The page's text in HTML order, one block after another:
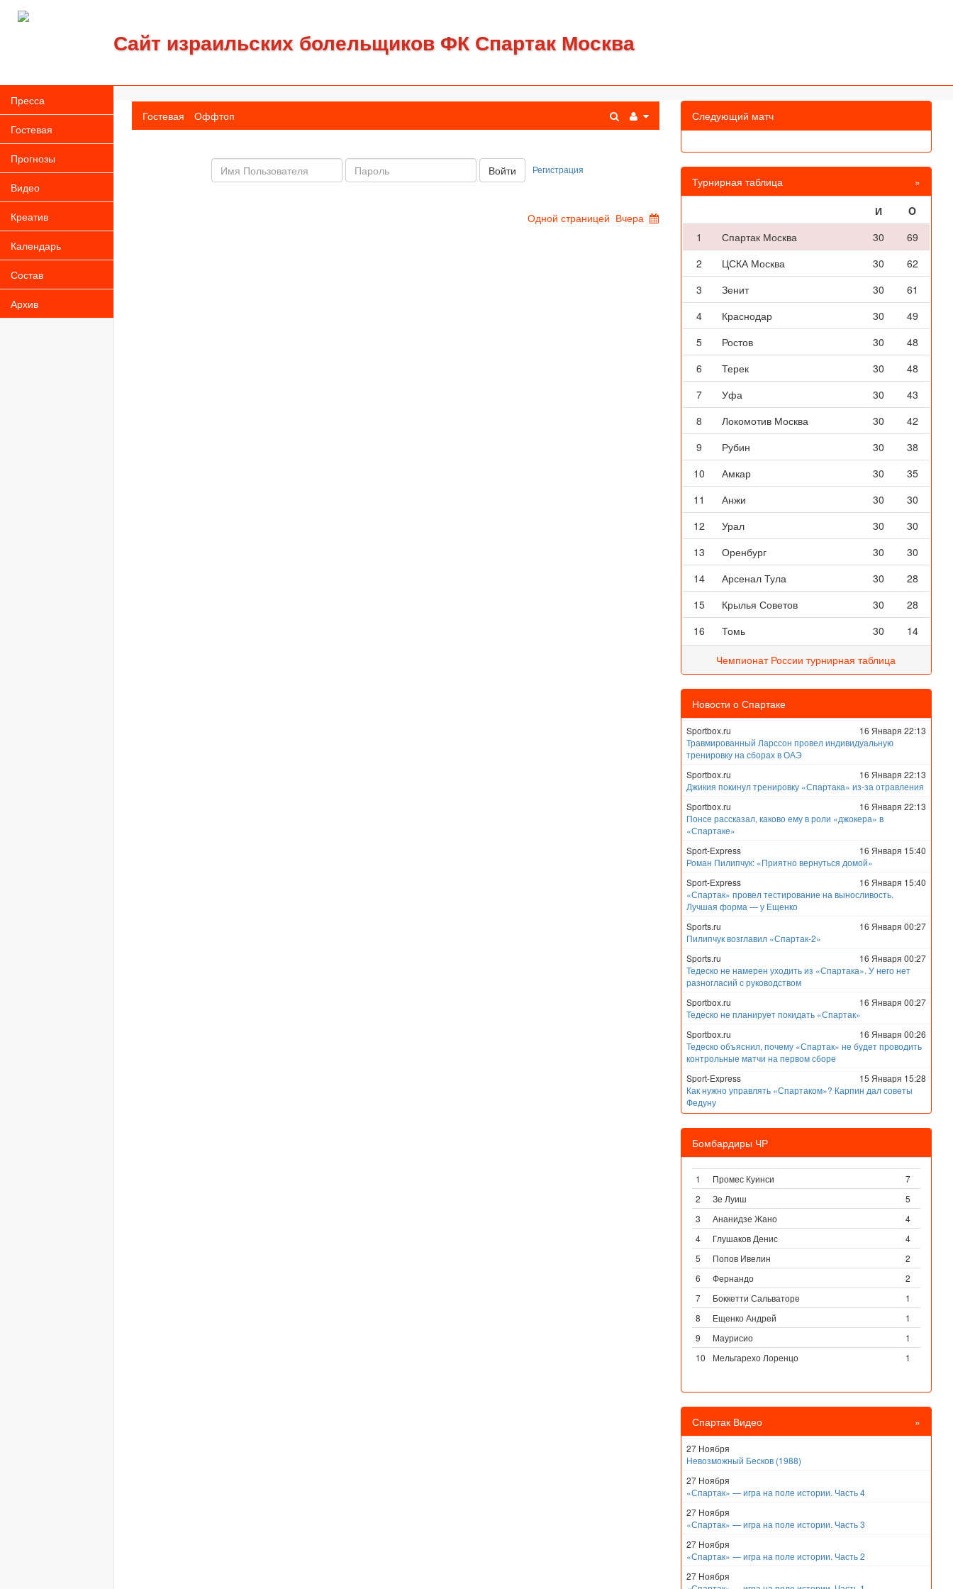
Сайт израильских болельщиков ФК Спартак Москва
Пресса
Гостевая
Прогнозы
Видео
Креатив
Календарь
Состав
Архив
Гостевая Оффтоп
Имя
пользователя
Пароль: Войти Регистрация
Одной страницей Вчера
Следующий матч
Турнирная таблица »
И
O
1
Спартак Москва 30
69
2
ЦСКА Москва 30
62
3
Зенит 30
61
4
Краснодар 30
49
5
Ростов 30
48
6
Терек 30
48
7
Уфа 30
43
8
Локомотив Москва 30
42
9
Рубин 30
38
10
Амкар 30
35
11
Анжи 30
30
12
Урал 30
30
13
Оренбург 30
30
14
Арсенал Тула 30
28
15
Крылья Советов 30
28
16
Томь 30 14
Чемпионат России турнирная таблица
Новости о Спартаке
Sportbox.ru
16 Января 22:13
Травмированный Ларссон провел индивидуальную
тренировку на сборах в ОАЭ
Sportbox.ru
16 Января 22:13
Джикия покинул тренировку «Спартака» из-за отравления
Sportbox.ru
16 Января 22:13
Понсе рассказал, каково ему в роли «джокера» в
«Спартаке»
Sport-Express
16 Января 15:40
Роман Пилипчук: «Приятно вернуться домой»
Sport-Express
16 Января 15:40
«Спартак» провел тестирование на выносливость.
Лучшая форма — у Ещенко
Sports.ru
16 Января 00:27
Пилипчук возглавил «Спартак-2»
Sports.ru
16 Января 00:27
Тедеско не намерен уходить из «Спартака». У него нет
разногласий с руководством
Sportbox.ru
16 Января 00:27
Тедеско не планирует покидать «Спартак»
Sportbox.ru
16 Января 00:26
Тедеско объяснил, почему «Спартак» не будет проводить
контрольные матчи на первом сборе
Sport-Express
15 Января 15:28
Как нужно управлять «Спартаком»? Карпин дал советы
Федуну
Бомбардиры ЧР
1 Промес Куинси
7
2
Зе Луиш
5
3
Ананидзе Жано
4
4
Глушаков Денис
4
5
Попов Ивелин
2
6
Фернандо
2
7
Боккетти Сальваторе
1
8
Ещенко Андрей
1
9
Маурисио
1
10
Мельгарехо Лоренцо 1
Спартак Видео »
27 Ноября
Невозможный Бесков (1988)
27 Ноября
«Спартак» — игра на поле истории. Часть 4
27 Ноября
«Спартак» — игра на поле истории. Часть 3
27 Ноября
«Спартак» — игра на поле истории. Часть 2
27 Ноября